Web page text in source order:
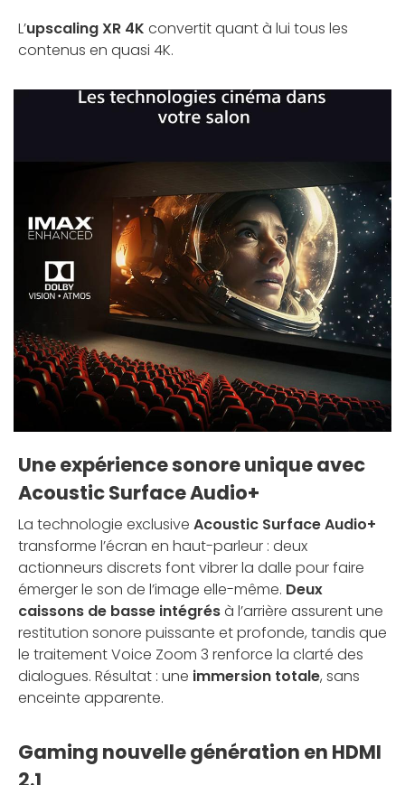
L’upscaling XR 4K convertit quant à lui tous les
contenus en quasi 4K.
Une expérience sonore unique avec
Acoustic Surface Audio+
La technologie exclusive Acoustic Surface Audio+
transforme l’écran en haut-parleur : deux
actionneurs discrets font vibrer la dalle pour faire
émerger le son de l’image elle-même. Deux
caissons de basse intégrésà l’arrière assurent une
restitution sonore puissante et profonde, tandis que
le traitement Voice Zoom 3 renforce la clarté des
dialogues. Résultat : une immersion totale, sans
enceinte apparente.
Gaming nouvelle génération en HDMI